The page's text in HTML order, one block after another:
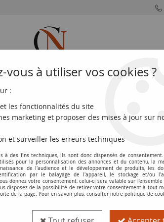
DU MONDE EUROS
- Kol.440.1
Réunion 100 Francs - La
:100117283
vous à utiliser vos cookies ?
:
les fonctionnalités du site
marketing et proposer des mises à jour sur
et surveiller les erreurs techniques
à des fins techniques, ils sont donc dispensés de
pour la personnalisation des annonces et du contenu, la
de l'audience et le développement de produits, les
par le balayage de l'appareil, le stockage et/ou
donnez votre consentement, celui-ci sera valable sur l’ensemble
disposez de la possibilité de retirer votre consentement à tout
de la page. Pour en savoir plus, consulter notre politique de